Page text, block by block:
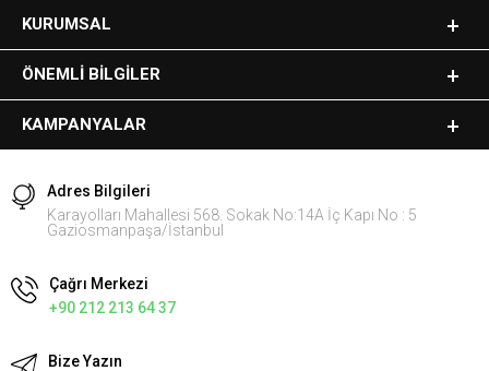
KURUMSAL
ÖNEMLI BILGILER
KAMPANYALAR
Adres Bilgileri
Karayolları Mahallesi 568. Sokak No:14A İç Kapı No : 5
Gaziosmanpaşa/İstanbul
Çağrı Merkezi
+90 212 213 64 37
Bize Yazın